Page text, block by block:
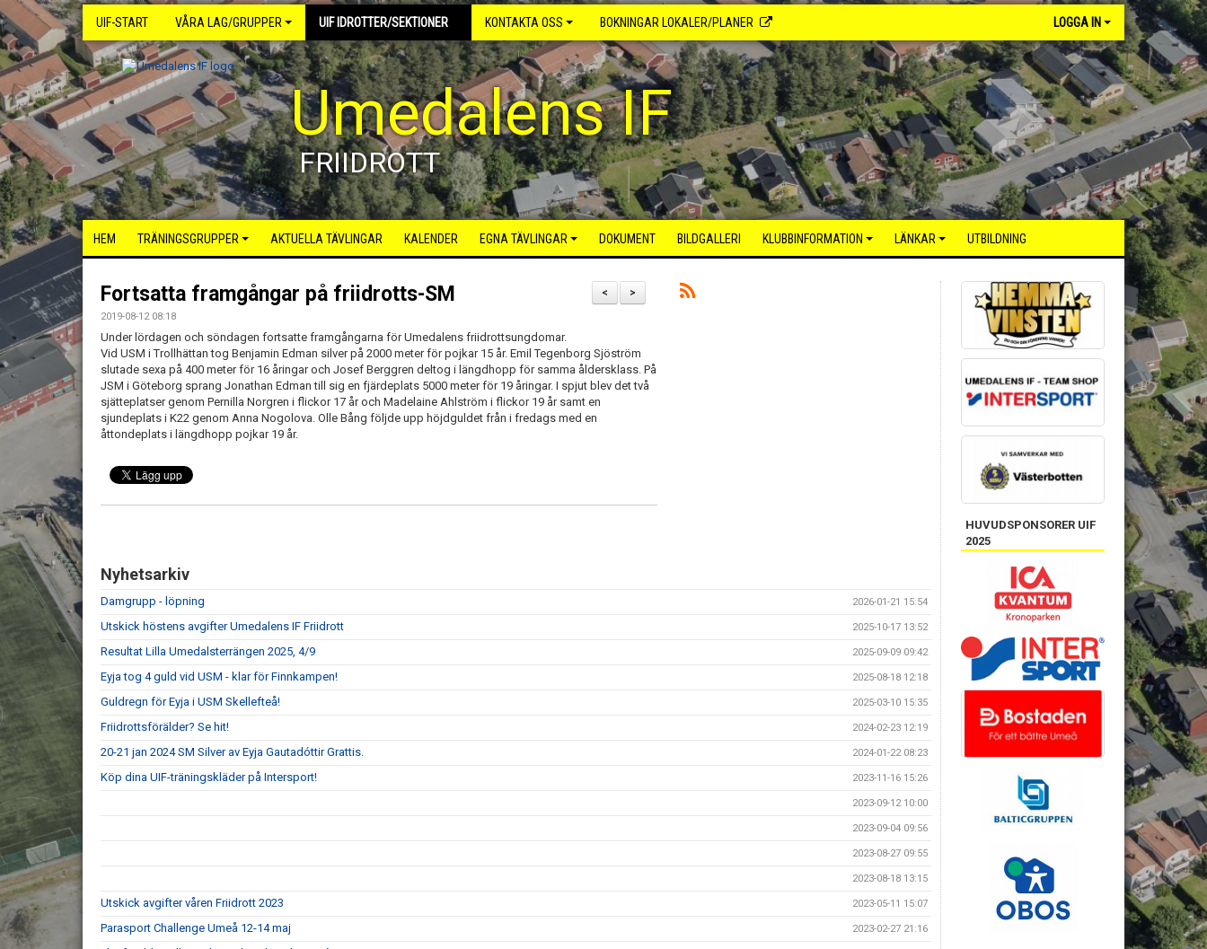
UIF-START VÅRA LAG/GRUPPER UIF IDROTTER/SEKTIONER KONTAKTA OSS BOKNINGAR LOKALER/PLANER LOGGA IN
Umedalens IF
FRIIDROTT
HEM TRÄNINGSGRUPPER AKTUELLA TÄVLINGAR KALENDER EGNA TÄVLINGAR DOKUMENT BILDGALLERI KLUBBINFORMATION LÄNKAR UTBILDNING
>
<
Fortsatta framgångar på friidrotts-SM
2019-08-12 08:18
Under lördagen och söndagen fortsatte framgångarna för Umedalens friidrottsungdomar.
Vid USM i Trollhättan tog Benjamin Edman silver på 2000 meter för pojkar 15 år. Emil Tegenborg Sjöström
slutade sexa på 400 meter för 16 åringar och Josef Berggren deltog i längdhopp för samma åldersklass. På
JSM i Göteborg sprang Jonathan Edman till sig en fjärdeplats 5000 meter för 19 åringar. I spjut blev det två
sjätteplatser genom Pernilla Norgren i flickor 17 år och Madelaine Ahlström i flickor 19 år samt en
sjundeplats i K22 genom Anna Nogolova. Olle Bång följde upp höjdguldet från i fredags med en
åttondeplats i längdhopp pojkar 19 år.
Nyhetsarkiv
Damgrupp - löpning 2026-01-21 15:54
Utskick höstens avgifter Umedalens IF Friidrott 2025-10-17 13:52
Resultat Lilla Umedalsterrängen 2025, 4/9 2025-09-09 09:42
Eyja tog 4 guld vid USM - klar för Finnkampen! 2025-08-18 12:18
Guldregn för Eyja i USM Skellefteå! 2025-03-10 15:35
Friidrottsförälder? Se hit! 2024-02-23 12:19
20-21 jan 2024 SM Silver av Eyja Gautadóttir Grattis. 2024-01-22 08:23
Köp dina UIF-träningskläder på Intersport! 2023-11-16 15:26
2023-09-12 10:00
2023-09-04 09:56
2023-08-27 09:55
2023-08-18 13:15
Utskick avgifter våren Friidrott 2023 2023-05-11 15:07
Parasport Challenge Umeå 12-14 maj 2023-02-27 21:16
HUVUDSPONSORER UIF
2025